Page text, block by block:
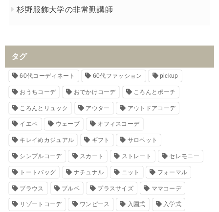
杉野服飾大学の非常勤講師
タグ
60代コーディネート 60代ファッション pickup
おうちコーデ おでかけコーデ ころんとポーチ
ころんとリュック アウター アウトドアコーデ
イエベ ウェーブ オフィスコーデ
キレイめカジュアル ギフト サロペット
シンプルコーデ スカート ストレート セレモニー
トートバッグ ナチュナル ニット フォーマル
ブラウス ブルベ プラスサイズ ママコーデ
リゾートコーデ ワンピース 入園式 入学式